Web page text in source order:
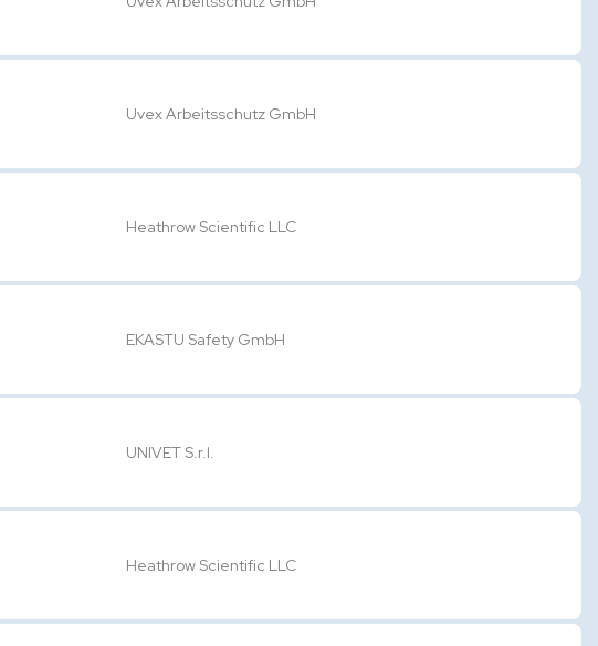
Uvex Arbeitsschutz GmbH
Heathrow Scientific LLC
EKASTU Safety GmbH
UNIVET S.r.l.
Heathrow Scientific LLC